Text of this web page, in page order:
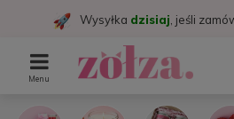
Wysyłka dzisiaj , jeśli
Menu